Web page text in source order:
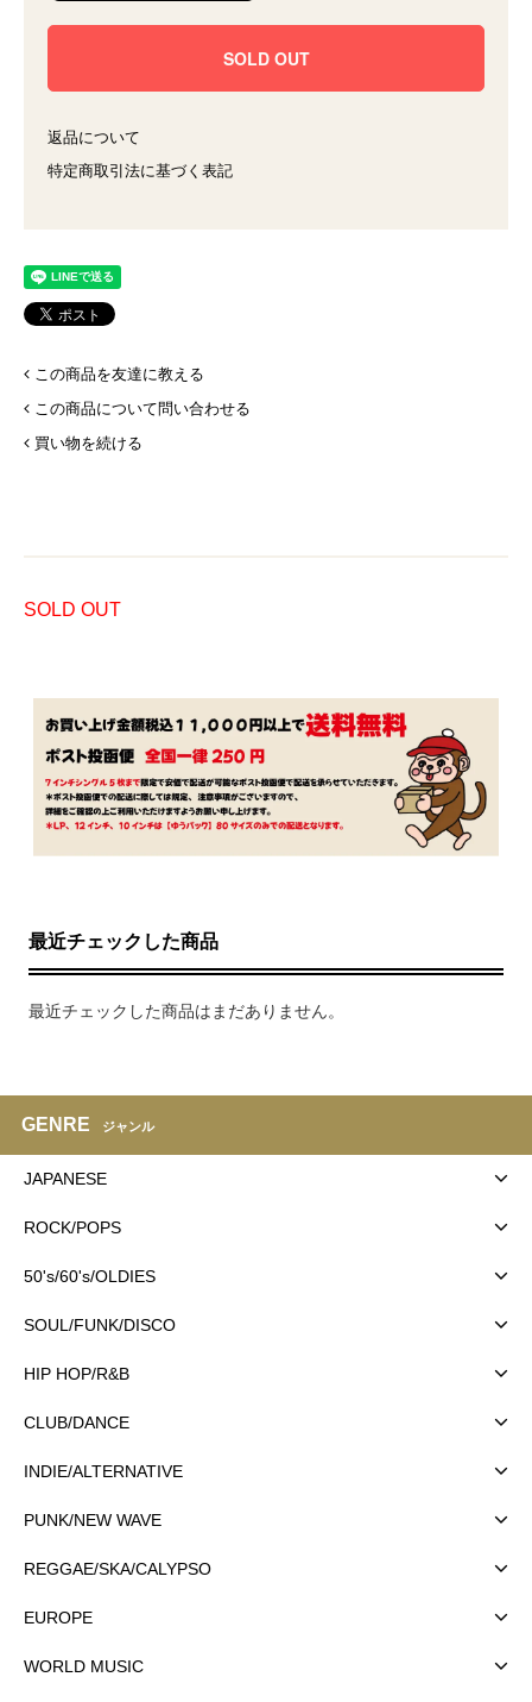
返品について
特定商取引法に基づく表記
この商品を友達に教える
この商品について問い合わせる
買い物を続ける
SOLD OUT
最近チェックした商品
最近チェックした商品はまだありません。
GENRE ジャンル
JAPANESE
ROCK/POPS
50's/60's/OLDIES
SOUL/FUNK/DISCO
HIP HOP/R&B
CLUB/DANCE
INDIE/ALTERNATIVE
PUNK/NEW WAVE
REGGAE/SKA/CALYPSO
EUROPE
WORLD MUSIC